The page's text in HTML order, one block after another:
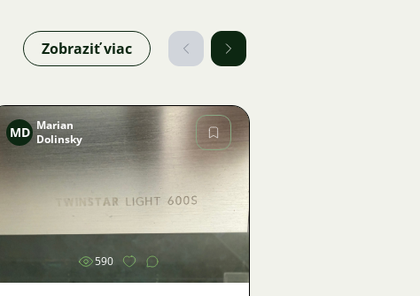
Zobraziť viac
Obrázok
MD Marian
Dolinsky
590